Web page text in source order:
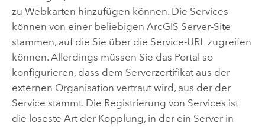
zu Webkarten hinzufügen können. Die Services
können von einer beliebigen ArcGIS Server-Site
stammen, auf die Sie über die Service-URL zugreifen
können. Allerdings müssen Sie das Portal so
konfigurieren, dass dem Serverzertifikat aus der
externen Organisation vertraut wird, aus der der
Service stammt. Die Registrierung von Services ist
die loseste Art der Kopplung, in der ein Server in